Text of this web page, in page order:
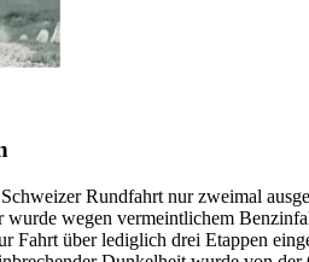
Rundfahrt nur zweimal
wegen vermeintlichem
Fahrt über lediglich drei Etappen